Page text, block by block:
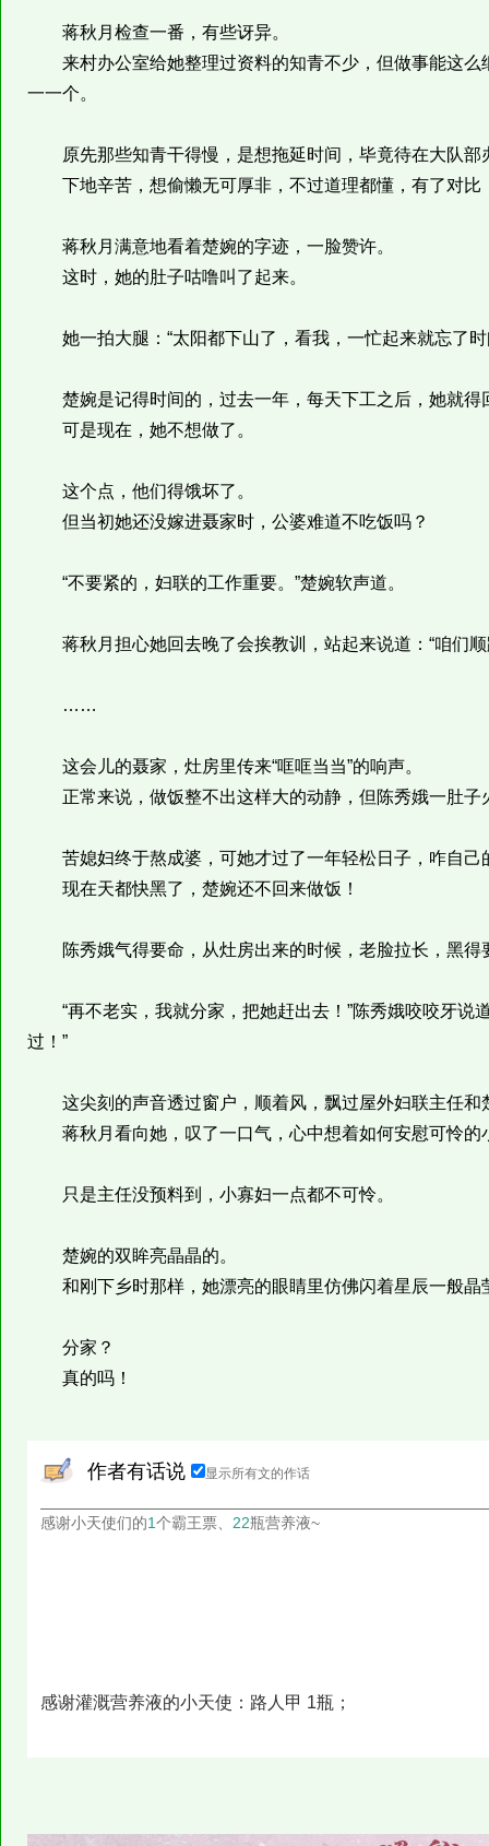
蒋秋月检查一番，有些讶异。
来村办公室给她整理过资料的知青不少，但做事能这么
一一个。
原先那些知青干得慢，是想拖延时间，毕竟待在大队部
下地辛苦，想偷懒无可厚非，不过道理都懂，有了对比
蒋秋月满意地看着楚婉的字迹，一脸赞许。
这时，她的肚子咕噜叫了起来。
她一拍大腿：“太阳都下山了，看我，一忙起来就忘了时
楚婉是记得时间的，过去一年，每天下工之后，她就得
可是现在，她不想做了。
这个点，他们得饿坏了。
但当初她还没嫁进聂家时，公婆难道不吃饭吗？
“不要紧的，妇联的工作重要。”楚婉软声道。
蒋秋月担心她回去晚了会挨教训，站起来说道：“咱们顺
……
这会儿的聂家，灶房里传来“哐哐当当”的响声。
正常来说，做饭整不出这样大的动静，但陈秀娥一肚子
苦媳妇终于熬成婆，可她才过了一年轻松日子，咋自己
现在天都快黑了，楚婉还不回来做饭！
陈秀娥气得要命，从灶房出来的时候，老脸拉长，黑得
“再不老实，我就分家，把她赶出去！”陈秀娥咬咬牙说
过！”
这尖刻的声音透过窗户，顺着风，飘过屋外妇联主任和
蒋秋月看向她，叹了一口气，心中想着如何安慰可怜的
只是主任没预料到，小寡妇一点都不可怜。
楚婉的双眸亮晶晶的。
和刚下乡时那样，她漂亮的眼睛里仿佛闪着星辰一般晶
分家？
真的吗！
作者有话说 显示所有文的作话
感谢小天使们的1个霸王票、 22瓶营养液~
感谢灌溉营养液的小天使：路人甲 1瓶；